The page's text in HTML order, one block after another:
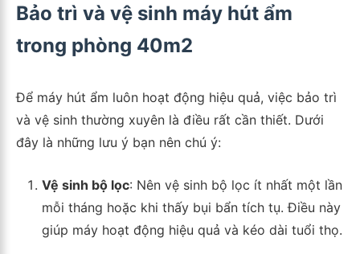
Bảo trì và vệ sinh máy hút ẩm
trong phòng 40m2
Để máy hút ẩm luôn hoạt động hiệu quả, việc bảo trì
và vệ sinh thường xuyên là điều rất cần thiết. Dưới
đây là những lưu ý bạn nên chú ý:
Vệ sinh bộ lọc: Nên vệ sinh bộ lọc ít nhất một lần
mỗi tháng hoặc khi thấy bụi bẩn tích tụ. Điều này
giúp máy hoạt động hiệu quả và kéo dài tuổi thọ.